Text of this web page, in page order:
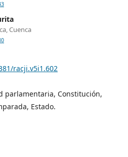
Cuenca
racji.v5i1.602
parlamentaria, Constitución,
Estado.